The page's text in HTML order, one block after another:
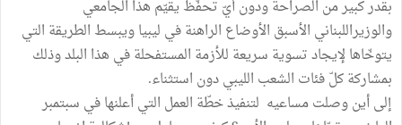
بقدر كبير من الصراحة ودون أيّ تحفّظ يقيّم هذا الجامعي
والوزيراللبناني الأسبق الأوضاع الراهنة في ليبيا ويبسط الطريقة التي
يتوخّاها لإيجاد تسوية سريعة للأزمة المستفحلة في هذا البلد وذلك
بمشاركة كلّ فئات الشعب الليبي دون استثناء.
إلى أين وصلت مساعيه لتنفيذ خطّة العمل التي أعلنها في سبتمبر